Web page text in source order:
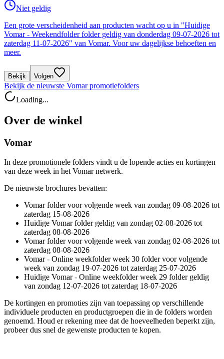
Niet geldig
Een grote verscheidenheid aan producten wacht op u in "Huidige
Vomar - Weekendfolder folder geldig van donderdag 09-07-2026 tot
zaterdag 11-07-2026" van Vomar. Voor uw dagelijkse behoeften en
meer.
Bekijk Volgen
Bekijk de nieuwste Vomar promotiefolders
Loading...
Over de winkel
Vomar
In deze promotionele folders vindt u de lopende acties en kortingen
van deze week in het Vomar netwerk.
De nieuwste brochures bevatten:
Vomar folder voor volgende week van zondag 09-08-2026 tot
zaterdag 15-08-2026
Huidige Vomar folder geldig van zondag 02-08-2026 tot
zaterdag 08-08-2026
Vomar folder voor volgende week van zondag 02-08-2026 tot
zaterdag 08-08-2026
Vomar - Online weekfolder week 30 folder voor volgende
week van zondag 19-07-2026 tot zaterdag 25-07-2026
Huidige Vomar - Online weekfolder week 29 folder geldig
van zondag 12-07-2026 tot zaterdag 18-07-2026
De kortingen en promoties zijn van toepassing op verschillende
individuele producten en productgroepen die in de folders worden
genoemd. Houd er rekening mee dat de hoeveelheden beperkt zijn,
probeer dus snel de gewenste producten te kopen.